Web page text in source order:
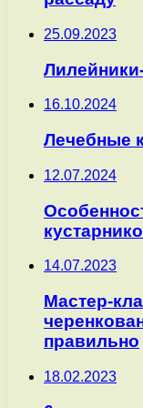
25.09.2023
16.10.2024
Лечебные
12.07.2024
14.07.2023
Мастер-
правильно
18.02.2023